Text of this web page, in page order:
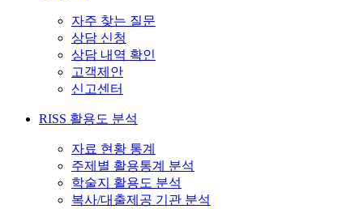
자주 찾는 질문
상담 신청
상담 내역 확인
고객제안
신고센터
RISS 활용도 분석
자료 현황 통계
주제별 활용통계 분석
학술지 활용도 분석
복사/대출제공 기관 분석